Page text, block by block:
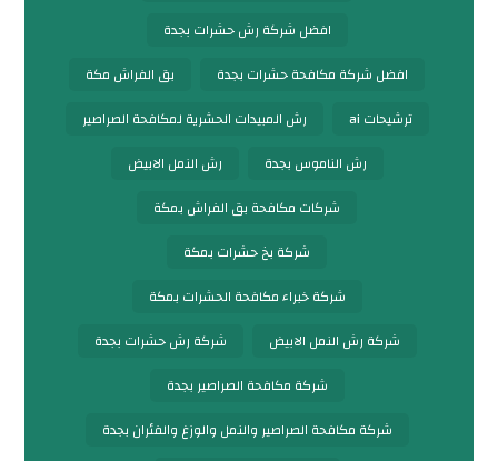
افضل شركة رش حشرات بجدة
افضل شركة مكافحة حشرات بجدة
بق الفراش مكة
ترشيحات ai
رش المبيدات الحشرية لمكافحة الصراصير
رش الناموس بجدة
رش النمل الابيض
شركات مكافحة بق الفراش بمكة
شركة بخ حشرات بمكة
شركة خبراء مكافحة الحشرات بمكة
شركة رش النمل الابيض
شركة رش حشرات بجدة
شركة مكافحة الصراصير بجدة
شركة مكافحة الصراصير والنمل والوزغ والفئران بجدة